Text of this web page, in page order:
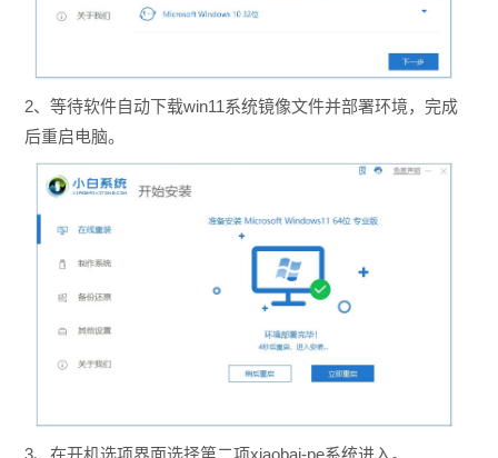
2、等待软件自动下载win11系统镜像文件并部署环境，完成
后重启电脑。